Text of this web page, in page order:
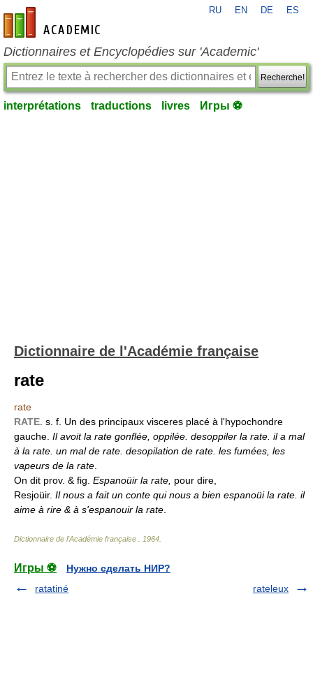
fr-academic.com
RU EN DE ES
Dictionnaires et Encyclopédies sur 'Academic'
Recherche!
interprétations traductions livres Игры ⚽
Dictionnaire de l'Académie française
rate
rate
RATE . s. f. Un des principaux visceres placé à l'hypochondre
gauche. Il avoit la rate gonflée, oppilée. desoppiler la rate. il a mal
à la rate. un mal de rate. desopilation de rate. les fumées, les
vapeurs de la rate
On dit prov. & fig. Espanoüir la rate, pour dire,
Resjoüir. Il nous a fait un conte qui nous a bien espanoüi la rate. il
aime à rire & à s'espanouir la rate
Dictionnaire de l'Académie française 1964
Игры ⚽
Нужно сделать НИР?
ratatiné
rateleux